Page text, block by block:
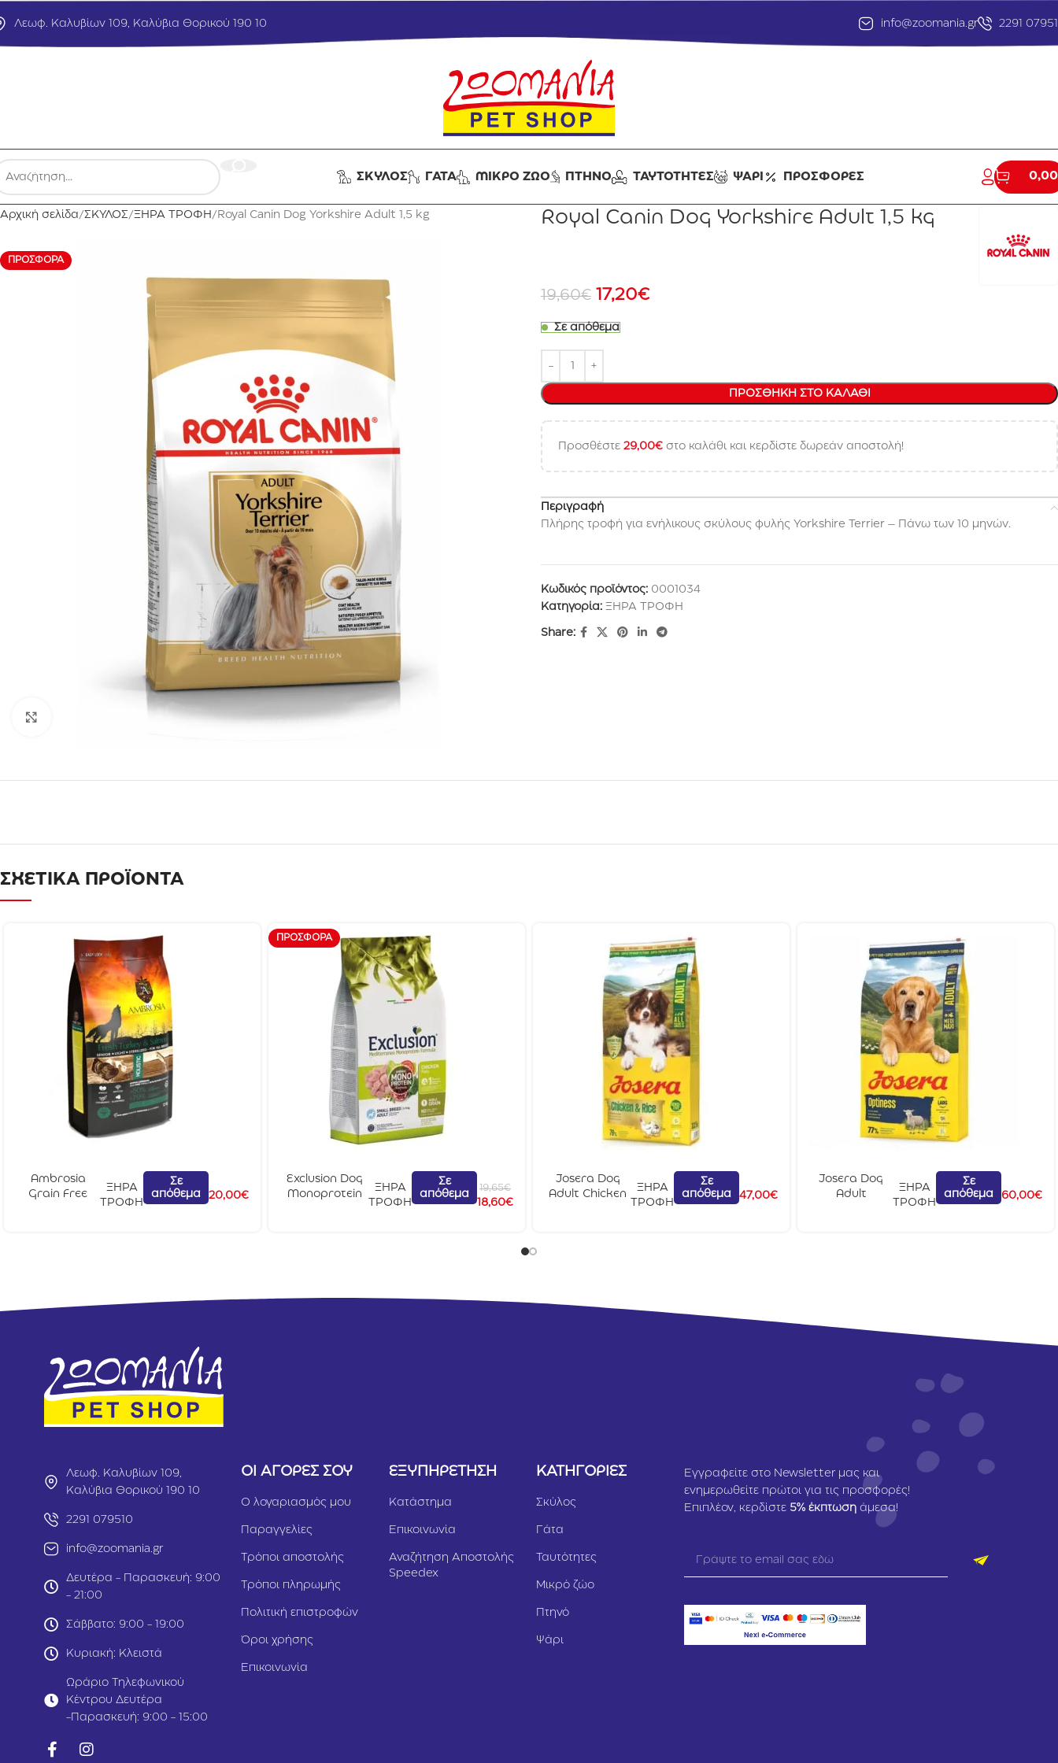
Λεωφ. Καλυβίων 109, Καλύβια Θορικού 190 10 info@zoomania.gr 2291
ΣΚΥΛΟΣ ΓΑΤΑ ΜΙΚΡΟ ΖΩΟ ΠΤΗΝΟ ΤΑΥΤΟΤΗΤΕΣ ΨΑΡΙ ΠΡΟΣΦΟΡΕΣ 0,00
Αρχική σελίδα ΣΚΥΛΟΣ ΞΗΡΑ ΤΡΟΦΗ Royal Canin Dog Yorkshire Adult 1,5 kg
ΠΡΟΣΦΟΡΆ
Royal Canin Dog Yorkshire Adult 1,5 kg
19,60€ 17,20€
Σε απόθεμα
ΠΡΟΣΘΉΚΗ ΣΤΟ ΚΑΛΆΘΙ
Προσθέστε 29,00€ στο καλάθι και κερδίστε δωρεάν αποστολή!
Περιγραφή
Πλήρης τροφή για ενήλικους σκύλους φυλής Yorkshire Terrier – Πάνω των 10 μηνών.
Κωδικός προϊόντος: 0001034
Κατηγορία: ΞΗΡΑ ΤΡΟΦΗ
Share:
ΣΧΕΤΙΚΑ ΠΡΟΪΟΝΤΑ
Ambrosia
Grain Free
ΞΗΡΑ
ΤΡΟΦΗ
Σε
απόθεμα
20,00€
ΠΡΟΣΦΟΡΆ
Exclusion Dog
Monoprotein
ΞΗΡΑ
ΤΡΟΦΗ
Σε
απόθεμα
19,65€
18,60€
Josera Dog
Adult Chicken
ΞΗΡΑ
ΤΡΟΦΗ
Σε
απόθεμα
47,00€
Josera Dog
Adult
ΞΗΡΑ
ΤΡΟΦΗ
Σε
απόθεμα
60,00€
Λεωφ. Καλυβίων 109,
Καλύβια Θορικού 190 10
2291 079510
info@zoomania.gr
Δευτέρα - Παρασκευή: 9:00
- 21:00
Σάββατο: 9:00 - 19:00
Κυριακή: Κλειστά
Ωράριο Τηλεφωνικού
Κέντρου Δευτέρα
-Παρασκευή: 9:00 - 15:00
ΟΙ ΑΓΟΡΕΣ ΣΟΥ
Ο λογαριασμός μου
Παραγγελίες
Τρόποι αποστολής
Τρόποι πληρωμής
Πολιτική επιστροφών
Όροι χρήσης
Επικοινωνία
ΕΞΥΠΗΡΕΤΗΣΗ
Κατάστημα
Επικοινωνία
Αναζήτηση Αποστολής
Speedex
ΚΑΤΗΓΟΡΙΕΣ
Σκύλος
Γάτα
Ταυτότητες
Μικρό ζώο
Πτηνό
Ψάρι
Εγγραφείτε στο Newsletter μας και
ενημερωθείτε πρώτοι για τις προσφορές!
Επιπλέον, κερδίστε 5% έκπτωση άμεσα!